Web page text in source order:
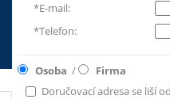
*E-mail:
*Telefon:
Osoba /
Firma
Doručovací adresa se liší